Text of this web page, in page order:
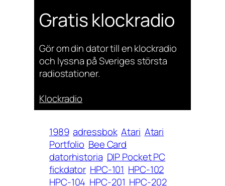
Gratis klockradio
Gör om din dator till en klockradio
och lyssna på Sveriges största
radiostationer.
Klockradio
1989 adressbok Atari Atari
Portfolio Bee Card
datorhistoria DIP Pocket PC
fickdator HPC-101 HPC-102
HPC-104 HPC-201 HPC-202